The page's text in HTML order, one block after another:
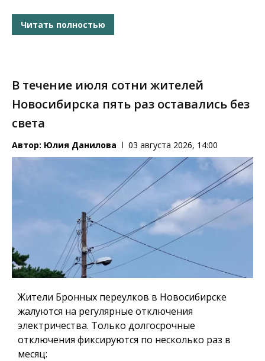
Читать полностью
В течение июля сотни жителей
Новосибирска пять раз оставались без
света
Автор: Юлия Данилова 03 августа 2026, 14:00
Жители Бронных переулков в Новосибирске
жалуются на регулярные отключения
электричества. Только долгосрочные
отключения фиксируются по несколько раз в
месяц: